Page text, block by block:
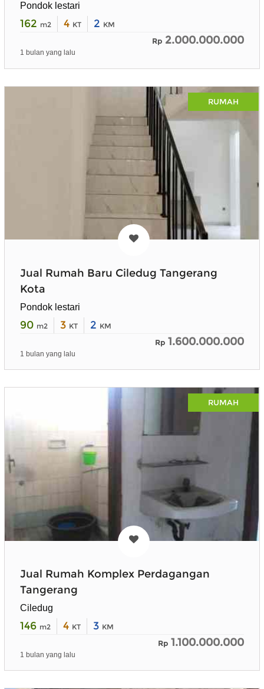
Pondok lestari
162 m2 4 KT 2 KM
Rp 2.000.000.000
1 bulan yang lalu
RUMAH
Jual Rumah Baru Ciledug Tangerang
Kota
Pondok lestari
90 m2 3 KT 2 KM
Rp 1.600.000.000
1 bulan yang lalu
RUMAH
Jual Rumah Komplex Perdagangan
Tangerang
Ciledug
146 m2 4 KT 3 KM
Rp 1.100.000.000
1 bulan yang lalu